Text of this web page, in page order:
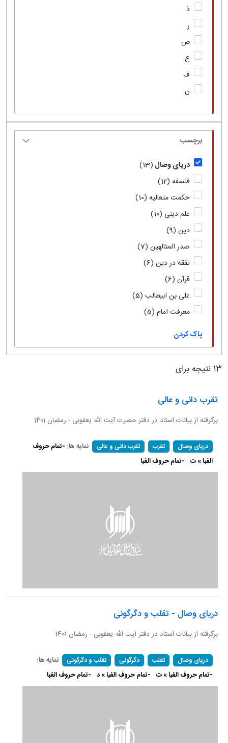
ذ
ر
ص
ع
ف
ن
برچسب
دریای وصال (13)
فلسفه (12)
حکمت متعالیه (10)
علم دینی (10)
دین (9)
صدر المتالهین (7)
تفقه در دین (6)
قرآن (6)
علی بن ابیطالب (5)
معرفت امام (5)
پاک کردن
13 نتیجه برای
تقرب دانی و عالی
برگرفته از بیانات استاد در دفتر حضرت آیت الله یعقوبی - رمضان 1401
دریای وصال تقرب تقرب دانی و عالی نمایه ها: -تمام حروف
الفبا » ت -تمام حروف الفبا
دریای وصال - تقلب و دگرگونی
برگرفته از بیانات استاد در دفتر آیت الله یعقوبی - رمضان 1401
دریای وصال تقلب دگرگونی تقلب و دگرگونی
نمایه ها:
-تمام حروف الفبا » ت -تمام حروف الفبا » د -تمام حروف الفبا